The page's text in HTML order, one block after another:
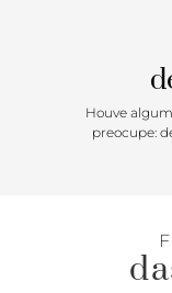
fecho em fivela
Houve
preocupe: